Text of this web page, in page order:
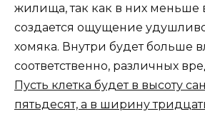
жилища, так как в них меньше
создается ощущение
хомяка. Внутри будет больше
соответственно, различных
Пусть клетка будет в высоту
пятьдесят, а в ширину